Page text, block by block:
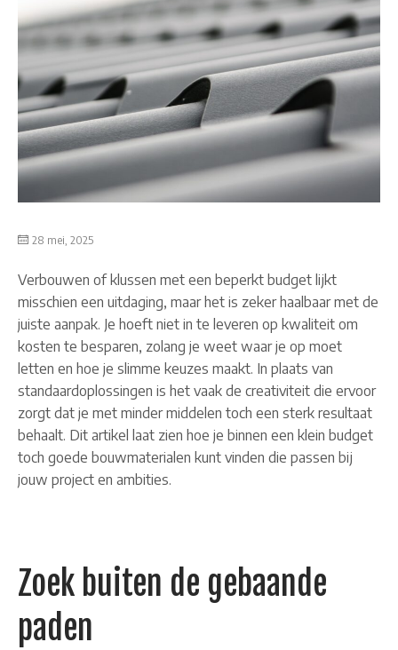
28 mei, 2025
Verbouwen of klussen met een beperkt budget lijkt
misschien een uitdaging, maar het is zeker haalbaar met de
juiste aanpak. Je hoeft niet in te leveren op kwaliteit om
kosten te besparen, zolang je weet waar je op moet
letten en hoe je slimme keuzes maakt. In plaats van
standaardoplossingen is het vaak de creativiteit die ervoor
zorgt dat je met minder middelen toch een sterk resultaat
behaalt. Dit artikel laat zien hoe je binnen een klein budget
toch goede bouwmaterialen kunt vinden die passen bij
jouw project en ambities.
Zoek buiten de gebaande
paden